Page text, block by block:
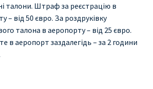
талони. Штраф за реєстрацію в
– від 50 євро. За роздруківку
талона в аеропорту – від 25 євро.
в аеропорт заздалегідь – за 2 години